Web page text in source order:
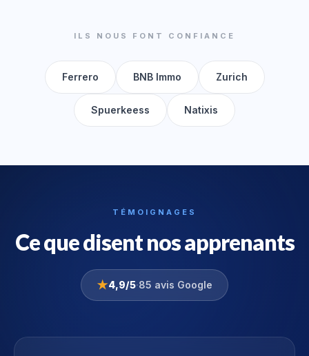
ILS NOUS FONT CONFIANCE
Ferrero BNB Immo Zurich
Spuerkeess Natixis
TÉMOIGNAGES
Ce que disent nos apprenants
★4,9/5·85 avis Google